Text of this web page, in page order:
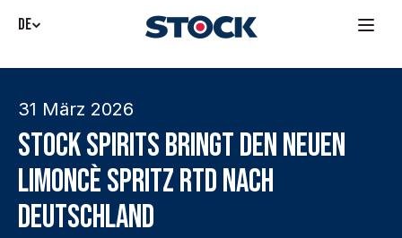
DE
31 März 2026
Stock Spirits bringt den neuen
Limoncè Spritz RTD nach
Deutschland